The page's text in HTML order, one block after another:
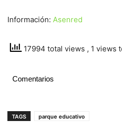
Información: Asenred
17994 total views , 1 views
Comentarios
TAGS parque educativo